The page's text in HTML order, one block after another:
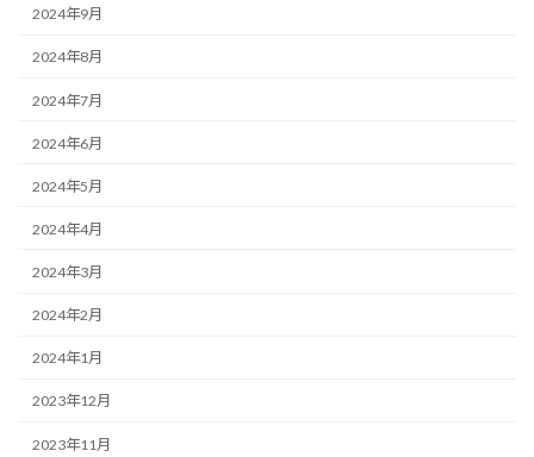
2024年9月
2024年8月
2024年7月
2024年6月
2024年5月
2024年4月
2024年3月
2024年2月
2024年1月
2023年12月
2023年11月